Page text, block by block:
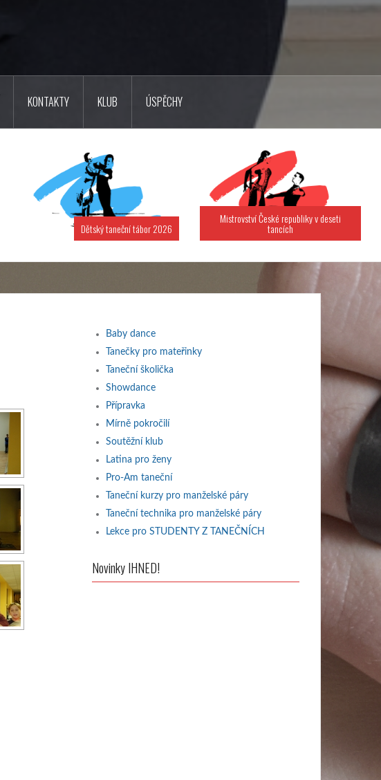
KONTAKTY KLUB ÚSPĚCHY
Dětský taneční tábor 2026
Mistrovství České republiky v deseti
tancích
Baby dance
Tanečky pro mateřinky
Taneční školička
Showdance
Přípravka
Mírně pokročilí
Soutěžní klub
Latina pro ženy
Pro-Am taneční
Taneční kurzy pro manželské páry
Taneční technika pro manželské páry
Lekce pro STUDENTY Z TANEČNÍCH
Novinky IHNED!